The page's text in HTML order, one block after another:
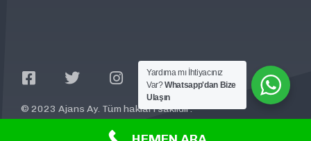
© 2023 Ajans Ay. Tüm hakları saklıdır.
Yardıma mı İhtiyacınız
Var?Whatsapp'dan Bize
Ulaşın